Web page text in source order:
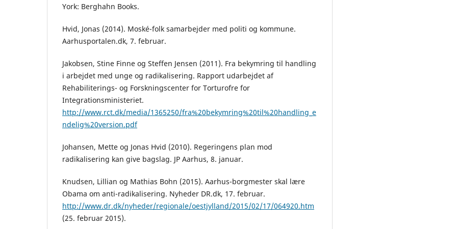
York: Berghahn Books.
Hvid, Jonas (2014). Moské-folk samarbejder med politi og kommune.
Aarhusportalen.dk, 7. februar.
Jakobsen, Stine Finne og Steffen Jensen (2011). Fra bekymring til handling
i arbejdet med unge og radikalisering. Rapport udarbejdet af
Rehabiliterings- og Forskningscenter for Torturofre for
Integrationsministeriet.
http://www.rct.dk/media/1365250/fra%20bekymring%20til%20handling_e
ndelig%20version.pdf
Johansen, Mette og Jonas Hvid (2010). Regeringens plan mod
radikalisering kan give bagslag. JP Aarhus, 8. januar.
Knudsen, Lillian og Mathias Bohn (2015). Aarhus-borgmester skal lære
Obama om anti-radikalisering. Nyheder DR.dk, 17. februar.
http://www.dr.dk/nyheder/regionale/oestjylland/2015/02/17/064920.htm
(25. februar 2015).